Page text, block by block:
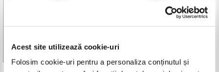
Acest site utilizează cookie-uri
Folosim cookie-uri pentru a personaliza conținutul și
6,50Lei
-30%